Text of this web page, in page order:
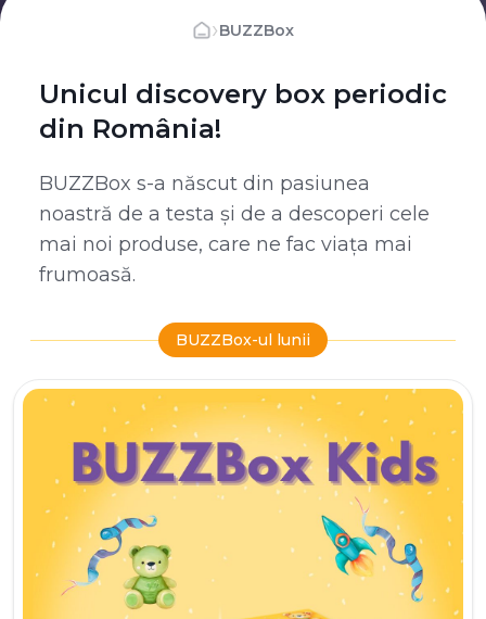
›BUZZBox
Unicul discovery box periodic
din România!
BUZZBox s-a născut din pasiunea
noastră de a testa și de a descoperi cele
mai noi produse, care ne fac viața mai
frumoasă.
BUZZBox-ul lunii